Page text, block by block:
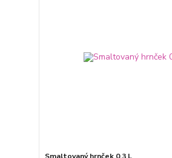
Smaltovaný hrnček 0,3 L